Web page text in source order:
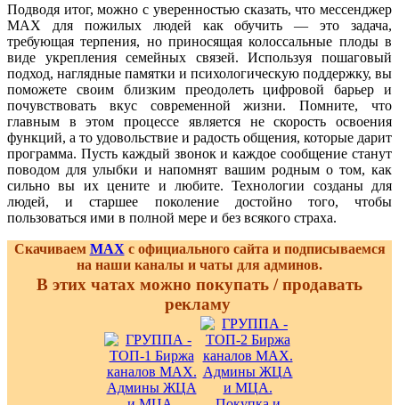
Подводя итог, можно с уверенностью сказать, что мессенджер
MAX для пожилых людей как обучить — это задача,
требующая терпения, но приносящая колоссальные плоды в
виде укрепления семейных связей. Используя пошаговый
подход, наглядные памятки и психологическую поддержку, вы
поможете своим близким преодолеть цифровой барьер и
почувствовать вкус современной жизни. Помните, что
главным в этом процессе является не скорость освоения
функций, а то удовольствие и радость общения, которые дарит
программа. Пусть каждый звонок и каждое сообщение станут
поводом для улыбки и напомнят вашим родным о том, как
сильно вы их цените и любите. Технологии созданы для
людей, и старшее поколение достойно того, чтобы
пользоваться ими в полной мере и без всякого страха.
Скачиваем MAX с официального сайта и подписываемся
на наши каналы и чаты для админов.
В этих чатах можно покупать / продавать
рекламу